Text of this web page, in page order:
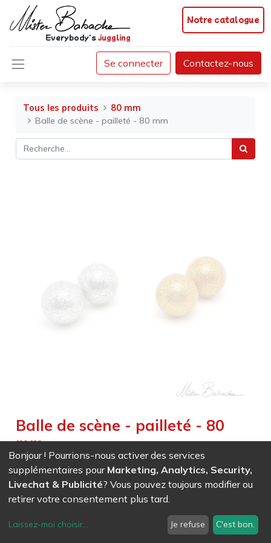
Notre catalogue
Everybody'sjuggling
Se connecter Contactez-nous
Tous les produits
80 mm
Balle de scène - pailleté - 80 mm
Balle de scène - pailleté - 80
mm
Weight : 0,145kg| Weight Net :0,145kg| Diameter :
cm|Size :8,000cm
Idéal pour les spectacles paillettes, anniversaires, cabaret
10,11CHF
Ref (1654)- Argenté
Bonjour ! Pourrions-nous activer des services
supplémentaires pour Marketing, Analytics, Security,
Livechat & Publicité? Vous pouvez toujours modifier ou
retirer votre consentement plus tard.
Laissez-moi choisir... Je refuse C'est bon.